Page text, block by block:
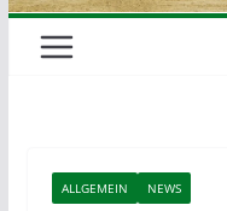
ALLGEMEIN NEWS